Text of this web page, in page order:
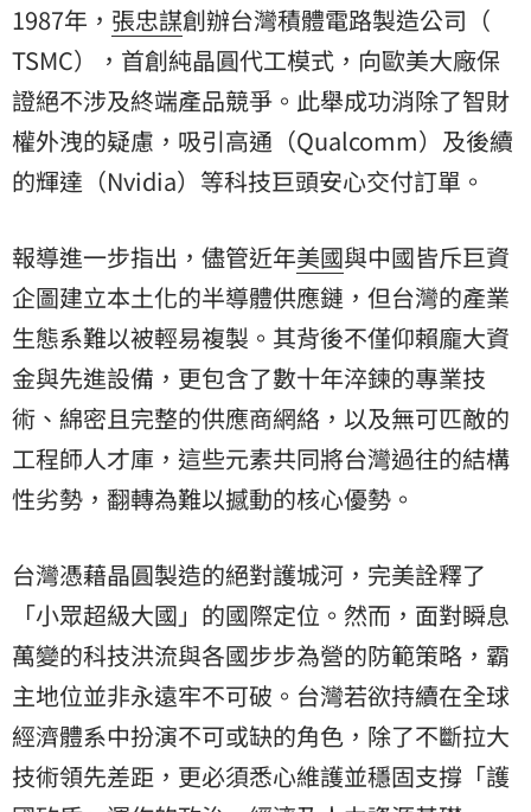
1987年， 張忠謀創辦台灣積體電路製造公司（
TSMC），首創純晶圓代工模式，向歐美大廠保
證絕不涉及終端產品競爭。此舉成功消除了智財
權外洩的疑慮，吸引高通（Qualcomm）及後續
的輝達（Nvidia）等科技巨頭安心交付訂單。
報導進一步指出，儘管近年美國與中國皆斥巨資
企圖建立本土化的半導體供應鏈，但台灣的產業
生態系難以被輕易複製。其背後不僅仰賴龐大資
金與先進設備，更包含了數十年淬鍊的專業技
術、綿密且完整的供應商網絡，以及無可匹敵的
工程師人才庫，這些元素共同將台灣過往的結構
性劣勢，翻轉為難以撼動的核心優勢。
台灣憑藉晶圓製造的絕對護城河，完美詮釋了
「小眾超級大國」的國際定位。然而，面對瞬息
萬變的科技洪流與各國步步為營的防範策略，霸
主地位並非永遠牢不可破。台灣若欲持續在全球
經濟體系中扮演不可或缺的角色，除了不斷拉大
技術領先差距，更必須悉心維護並穩固支撐「護